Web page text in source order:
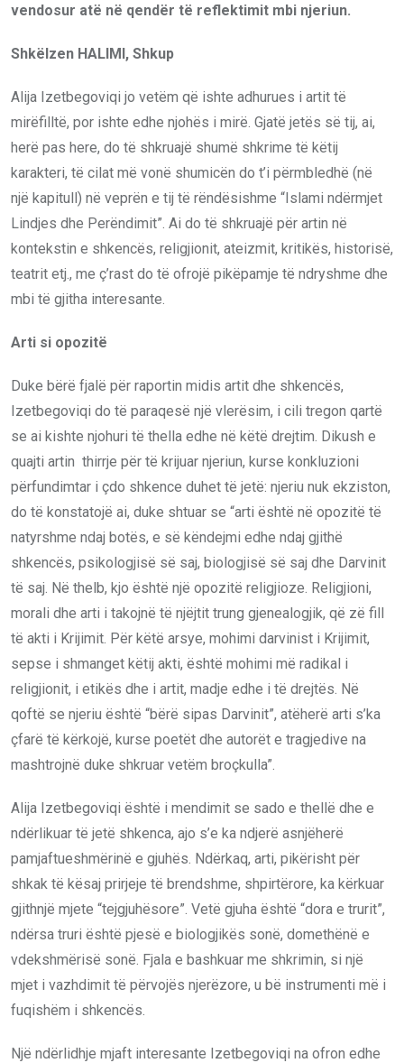
vendosur atë në qendër të reflektimit mbi njeriun.
Shkëlzen HALIMI, Shkup
Alija Izetbegoviqi jo vetëm që ishte adhurues i artit të
mirëfilltë, por ishte edhe njohës i mirë. Gjatë jetës së tij, ai,
herë pas here, do të shkruajë shumë shkrime të këtij
karakteri, të cilat më vonë shumicën do t’i përmbledhë (në
një kapitull) në veprën e tij të rëndësishme “Islami ndërmjet
Lindjes dhe Perëndimit”. Ai do të shkruajë për artin në
kontekstin e shkencës, religjionit, ateizmit, kritikës, historisë,
teatrit etj., me ç’rast do të ofrojë pikëpamje të ndryshme dhe
mbi të gjitha interesante.
Arti si opozitë
Duke bërë fjalë për raportin midis artit dhe shkencës,
Izetbegoviqi do të paraqesë një vlerësim, i cili tregon qartë
se ai kishte njohuri të thella edhe në këtë drejtim. Dikush e
quajti artin thirrje për të krijuar njeriun, kurse konkluzioni
përfundimtar i çdo shkence duhet të jetë: njeriu nuk ekziston,
do të konstatojë ai, duke shtuar se “arti është në opozitë të
natyrshme ndaj botës, e së këndejmi edhe ndaj gjithë
shkencës, psikologjisë së saj, biologjisë së saj dhe Darvinit
të saj. Në thelb, kjo është një opozitë religjioze. Religjioni,
morali dhe arti i takojnë të njëjtit trung gjenealogjik, që zë fill
të akti i Krijimit. Për këtë arsye, mohimi darvinist i Krijimit,
sepse i shmanget këtij akti, është mohimi më radikal i
religjionit, i etikës dhe i artit, madje edhe i të drejtës. Në
qoftë se njeriu është “bërë sipas Darvinit”, atëherë arti s’ka
çfarë të kërkojë, kurse poetët dhe autorët e tragjedive na
mashtrojnë duke shkruar vetëm broçkulla”.
Alija Izetbegoviqi është i mendimit se sado e thellë dhe e
ndërlikuar të jetë shkenca, ajo s’e ka ndjerë asnjëherë
pamjaftueshmërinë e gjuhës. Ndërkaq, arti, pikërisht për
shkak të kësaj prirjeje të brendshme, shpirtërore, ka kërkuar
gjithnjë mjete “tejgjuhësore”. Vetë gjuha është “dora e trurit”,
ndërsa truri është pjesë e biologjikës sonë, domethënë e
vdekshmërisë sonë. Fjala e bashkuar me shkrimin, si një
mjet i vazhdimit të përvojës njerëzore, u bë instrumenti më i
fuqishëm i shkencës.
Një ndërlidhje mjaft interesante Izetbegoviqi na ofron edhe